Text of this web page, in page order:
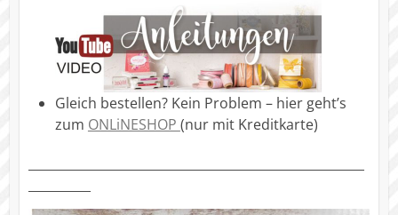
Gleich bestellen? Kein Problem – hier geht’s
zum ONLiNESHOP (nur mit Kreditkarte)